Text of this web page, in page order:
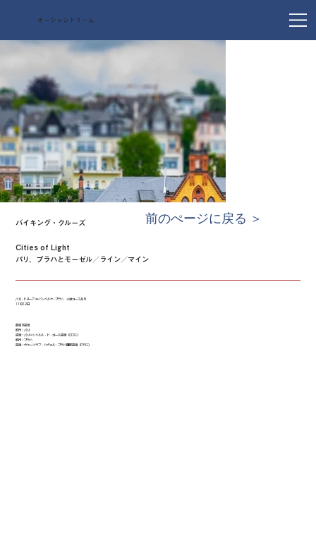
オーシャンドリーム
バイキング・クルーズ
Cities of Light
パリ、プラハとモーゼル／ライン／マイン
パリ - トリーア ⇔ バンベルク - プラハ ※逆コースあり
11泊12日
最寄り空港
都市：パリ
空港：パリ＝シャルル・ド・ゴール空港（CDG）
都市：プラハ
空港：ヴァーツラフ・ハヴェル・プラハ国際空港（PRG）
前のぺージに戻る ＞